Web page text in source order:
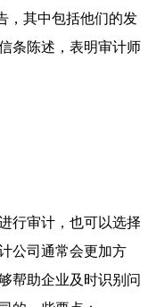
，其中包括他们的发
条陈述，表明审计师
行审计，也可以选择
公司通常会更加方
帮助企业及时识别问